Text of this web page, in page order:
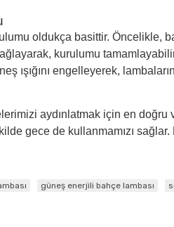
oldukça basittir. Öncelikle,
kurulumu
ışığını engelleyerek,
aydınlatmak için en
gece de kullanmamızı
güneş enerjili bahçe lambası